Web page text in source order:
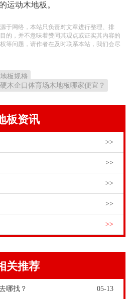
运动木地板。
于网络，本站只负责对文章进行整理、排
的，并不意味着赞同其观点或证实其内容的
等问题，请作者在及时联系本站，我们会尽
板规格
木企口体育场木地板哪家便宜？
板资讯
>>
>>
>>
>>
>>
关推荐
哪找？ 05-13